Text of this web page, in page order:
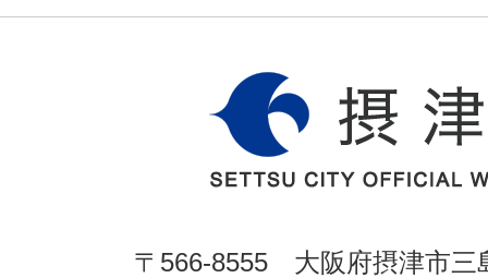
〒566-8555 大阪府摂津市三